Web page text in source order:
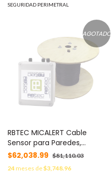
SEGURIDAD PERIMETRAL
AGOTADO
RBTEC MICALERT Cable
Sensor para Paredes,
barandales , Rejas rígidas / 1
zona de 152 metros de
proteccion MOD: MIC1Z500V2
$62,038.99 $81,110.03
24meses de$3,748.96